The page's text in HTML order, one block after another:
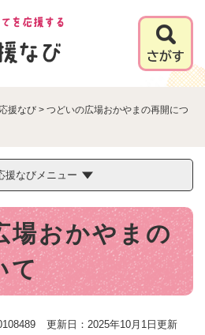
援なび > つどいの広場おかやまの再開につ
援なびメニュー
場おかやまの
て
更新日：2025年10月1日更新